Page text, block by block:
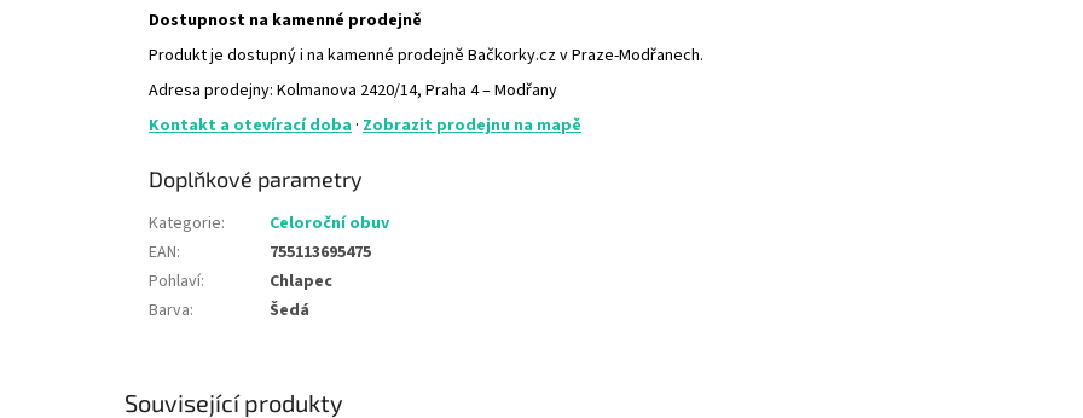
Související produkty
Dostupnost na kamenné prodejně
Produkt je dostupný i na kamenné prodejně Bačkorky.cz v Praze-Modřanech.
Adresa prodejny: Kolmanova 2420/14, Praha 4 – Modřany
Kontakt a otevírací doba · Zobrazit prodejnu na mapě
Doplňkové parametry
Kategorie:
Celoroční obuv
EAN:
755113695475
Pohlaví:
Chlapec
Barva: Šedá